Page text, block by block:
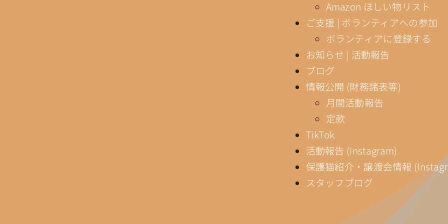
Amazon ほしい物リスト
ご支援 | ボランティアへの参加
ボランティアに登録する
お知らせ | 活動報告
ブログ
情報公開 (財務諸表等)
月間活動報告
定款
TikTok
活動報告 (Instagram)
保護猫紹介・譲渡会情報
スタッフブログ